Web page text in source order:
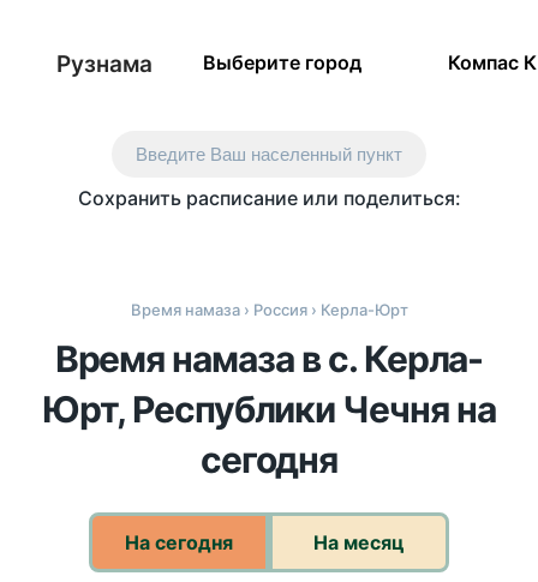
Рузнама Выберите город Компас
Введите Ваш населенный пункт
Сохранить расписание или поделиться:
Время намаза› Россия› Керла-Юрт
Время намаза в с. Керла-
Юрт, Республики Чечня на
сегодня
На сегодня На месяц